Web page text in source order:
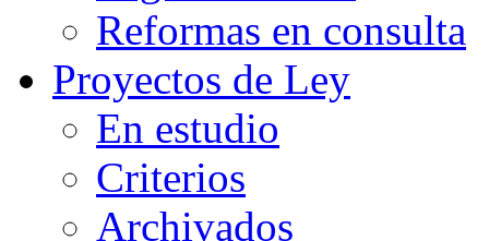
Reformas en consulta
Proyectos de Ley
En estudio
Criterios
Archivados